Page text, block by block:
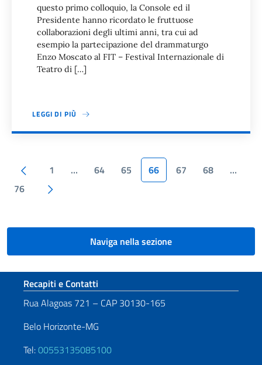
questo primo colloquio, la Console ed il
Presidente hanno ricordato le fruttuose
collaborazioni degli ultimi anni, tra cui ad
esempio la partecipazione del drammaturgo
Enzo Moscato al FIT – Festival Internazionale di
Teatro di […]
LEGGI DI PIÙ
Paginazione
Pagina precedente
1 … 64 65 66 67 68
…
76
Naviga nella sezione
Sezione footer
Recapiti e Contatti
Rua Alagoas 721 – CAP 30130-165
Belo Horizonte-MG
Tel:00553135085100